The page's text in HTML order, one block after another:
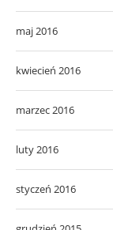
maj 2016
kwiecień 2016
marzec 2016
luty 2016
styczeń 2016